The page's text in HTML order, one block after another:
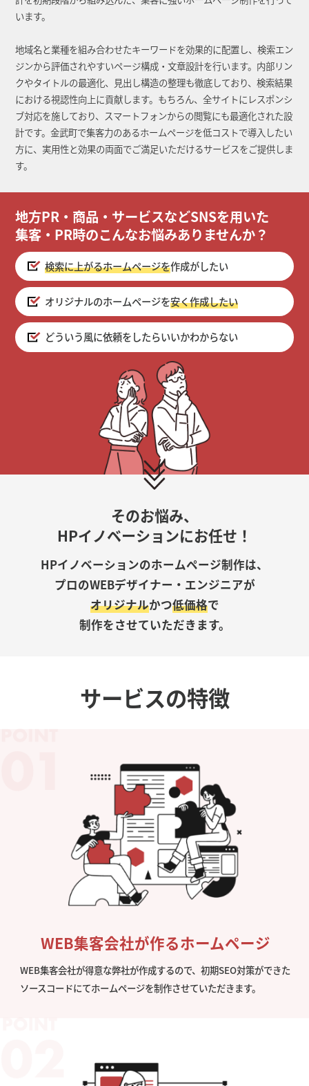
います。
地域名と業種を組み合わせたキーワードを効果的に配置し、検索エン
ジンから評価されやすいページ構成・文章設計を行います。内部リン
クやタイトルの最適化、見出し構造の整理も徹底しており、検索結果
における視認性向上に貢献します。もちろん、全サイトにレスポンシ
ブ対応を施しており、スマートフォンからの閲覧にも最適化された設
計です。金武町で集客力のあるホームページを低コストで導入したい
方に、実用性と効果の両面でご満足いただけるサービスをご提供しま
す。
地方PR・商品・サービスなどSNSを用いた
集客・PR時のこんなお悩みありませんか？
検索に上がるホームページを作成がしたい
オリジナルのホームページを安く作成したい
どういう風に依頼をしたらいいかわからない
そのお悩み、
HPイノベーションにお任せ！
HPイノベーションのホームページ制作は、
プロのWEBデザイナー・エンジニアが
オリジナルかつ低価格で
制作をさせていただきます。
サービスの特徴
WEB集客会社が作るホームページ
WEB集客会社が得意な弊社が作成するので、初期SEO対策ができた
ソースコードにてホームページを制作させていただきます。